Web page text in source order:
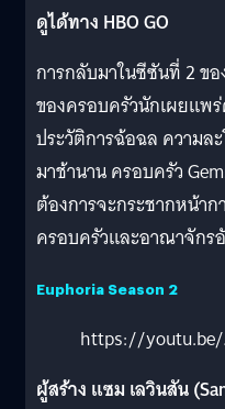
ดูได้ทาง HBO GO
การกลับมาในซีซันที่ 2 ขอ
ของครอบครัวนักเผยแพ
ประวัติการฉ้อฉล ความล
มาช้านาน ครอบครัว
ต้องการจะกระชากหน้า
ครอบครัวและอาณาจักร
Euphoria Season 2
https://
ผู้สร้าง แซม เลวินสัน